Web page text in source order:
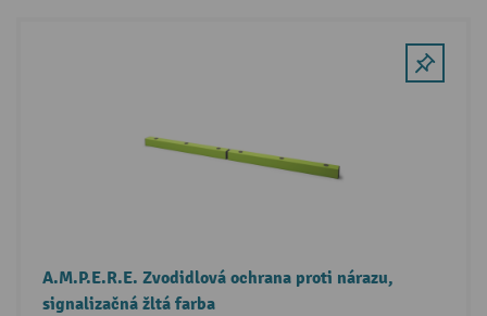
A.M.P.E.R.E. Zvodidlová ochrana proti nárazu,
signalizačná žltá farba